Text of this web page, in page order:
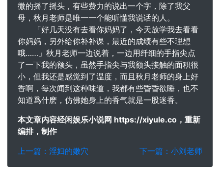
微的摇了摇头，有些费力的说出一个字，除了我父
母，秋月老师是唯一一个能听懂我说话的人。
「好几天没有去看你妈妈了，今天放学我去看看
你妈妈，另外给你补补课，最近的成绩有些不理想
哦……」秋月老师一边说着，一边用纤细的手指尖点
了一下我的额头，虽然手指尖与我额头接触的面积很
小，但我还是感觉到了温度，而且秋月老师的身上好
香啊，每次闻到这种味道，我都有些昏昏欲睡，也不
知道爲什麽，仿佛她身上的香气就是一股迷香。
本文章内容经闲娱乐小说网 https://xiyule.co，重新
编排，制作
上一篇：淫妇的嫩穴
下一篇：小刘老师